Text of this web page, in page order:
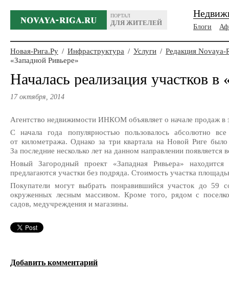
ПОРТАЛ
ДЛЯ ЖИТЕЛЕЙ
Блоги
Новая-Рига.Ру / Инфраструктура / Услуги / Редакция Novaya-
«Западной Ривьере»
Началась реализация участков в
17 октября, 2014
Агентство недвижимости ИНКОМ объявляет о начале продаж в
С начала года популярностью пользовалось абсолютно
от километража. Однако за три квартала на Новой Риге
За последние несколько лет на данном направлении появляется
Новый Загородный проект «Западная Ривьера»
предлагаются участки без подряда. Стоимость участка
Покупатели могут выбрать понравившийся участок до 59
окруженных лесным массивом. Кроме того, рядом с
садов, медучреждения и магазины.
Добавить комментарий